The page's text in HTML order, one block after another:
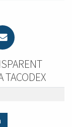
TACODEX